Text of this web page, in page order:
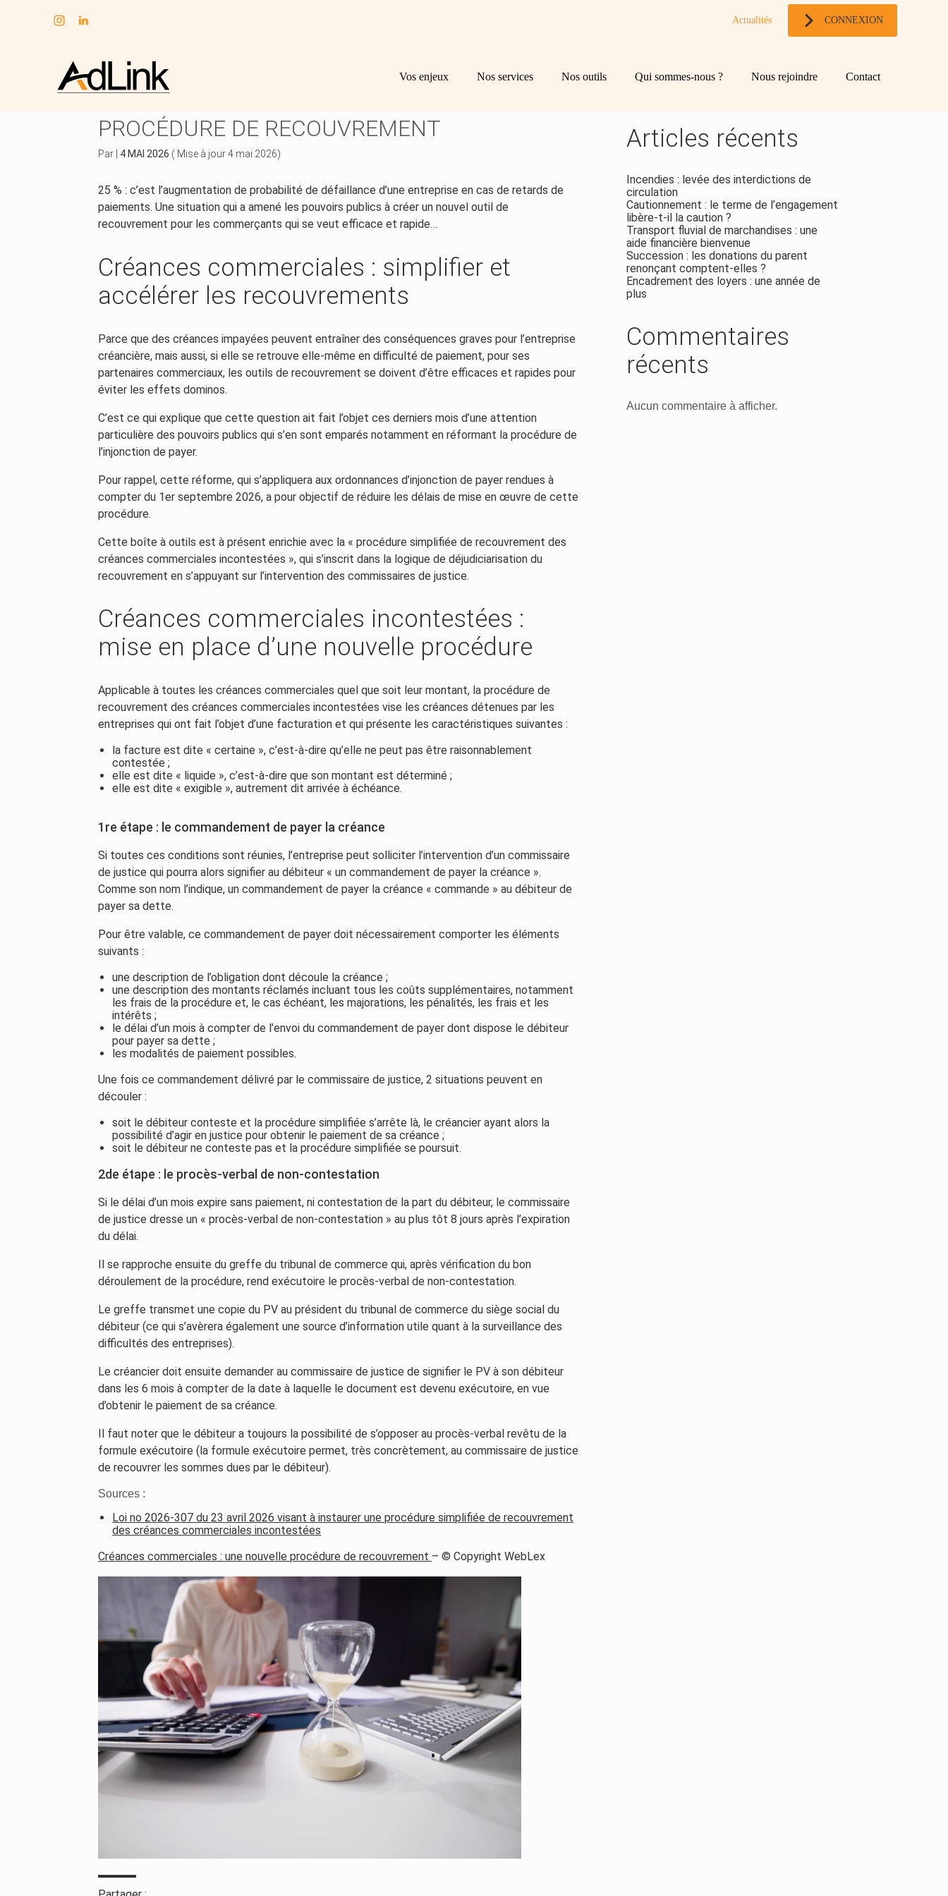
Actualités CONNEXION
Aller
au
Vos enjeux Nos services Nos outils Qui sommes-nous ? Nous rejoindre Contact
PROCÉDURE DE RECOUVREMENT
Par 4 MAI 2026 ( Mise à jour 4 mai 2026)
25 % : c’est l’augmentation de probabilité de défaillance d’une entreprise en cas de retards de
paiements. Une situation qui a amené les pouvoirs publics à créer un nouvel outil de
recouvrement pour les commerçants qui se veut efficace et rapide…
Créances commerciales : simplifier et
accélérer les recouvrements
Parce que des créances impayées peuvent entraîner des conséquences graves pour l’entreprise
créancière, mais aussi, si elle se retrouve elle-même en difficulté de paiement, pour ses
partenaires commerciaux, les outils de recouvrement se doivent d’être efficaces et rapides pour
éviter les effets dominos.
C’est ce qui explique que cette question ait fait l’objet ces derniers mois d’une attention
particulière des pouvoirs publics qui s’en sont emparés notamment en réformant la procédure de
l’injonction de payer.
Pour rappel, cette réforme, qui s’appliquera aux ordonnances d’injonction de payer rendues à
compter du 1er septembre 2026, a pour objectif de réduire les délais de mise en œuvre de cette
procédure.
Cette boîte à outils est à présent enrichie avec la « procédure simplifiée de recouvrement des
créances commerciales incontestées », qui s’inscrit dans la logique de déjudiciarisation du
recouvrement en s’appuyant sur l’intervention des commissaires de justice.
Créances commerciales incontestées :
mise en place d’une nouvelle procédure
Applicable à toutes les créances commerciales quel que soit leur montant, la procédure de
recouvrement des créances commerciales incontestées vise les créances détenues par les
entreprises qui ont fait l’objet d’une facturation et qui présente les caractéristiques suivantes :
la facture est dite « certaine », c’est-à-dire qu’elle ne peut pas être raisonnablement
contestée ;
elle est dite « liquide », c’est-à-dire que son montant est déterminé ;
elle est dite « exigible », autrement dit arrivée à échéance.
1re étape : le commandement de payer la créance
Si toutes ces conditions sont réunies, l’entreprise peut solliciter l’intervention d’un commissaire
de justice qui pourra alors signifier au débiteur « un commandement de payer la créance ».
Comme son nom l’indique, un commandement de payer la créance « commande » au débiteur de
payer sa dette.
Pour être valable, ce commandement de payer doit nécessairement comporter les éléments
suivants :
une description de l’obligation dont découle la créance ;
une description des montants réclamés incluant tous les coûts supplémentaires, notamment
les frais de la procédure et, le cas échéant, les majorations, les pénalités, les frais et les
intérêts ;
le délai d’un mois à compter de l’envoi du commandement de payer dont dispose le débiteur
pour payer sa dette ;
les modalités de paiement possibles.
Une fois ce commandement délivré par le commissaire de justice, 2 situations peuvent en
découler :
soit le débiteur conteste et la procédure simplifiée s’arrête là, le créancier ayant alors la
possibilité d’agir en justice pour obtenir le paiement de sa créance ;
soit le débiteur ne conteste pas et la procédure simplifiée se poursuit.
2de étape : le procès-verbal de non-contestation
Si le délai d’un mois expire sans paiement, ni contestation de la part du débiteur, le commissaire
de justice dresse un « procès-verbal de non-contestation » au plus tôt 8 jours après l’expiration
du délai.
Il se rapproche ensuite du greffe du tribunal de commerce qui, après vérification du bon
déroulement de la procédure, rend exécutoire le procès-verbal de non-contestation.
Le greffe transmet une copie du PV au président du tribunal de commerce du siège social du
débiteur (ce qui s’avèrera également une source d’information utile quant à la surveillance des
difficultés des entreprises).
Le créancier doit ensuite demander au commissaire de justice de signifier le PV à son débiteur
dans les 6 mois à compter de la date à laquelle le document est devenu exécutoire, en vue
d’obtenir le paiement de sa créance.
Il faut noter que le débiteur a toujours la possibilité de s’opposer au procès-verbal revêtu de la
formule exécutoire (la formule exécutoire permet, très concrètement, au commissaire de justice
de recouvrer les sommes dues par le débiteur).
Sources :
Loi no 2026-307 du 23 avril 2026 visant à instaurer une procédure simplifiée de recouvrement
des créances commerciales incontestées
Créances commerciales : une nouvelle procédure de recouvrement – © Copyright WebLex
Blog
sidebar
Rechercher
Articles récents
Incendies : levée des interdictions de
circulation
Cautionnement : le terme de l’engagement
libère-t-il la caution ?
Transport fluvial de marchandises : une
aide financière bienvenue
Succession : les donations du parent
renonçant comptent-elles ?
Encadrement des loyers : une année de
plus
Commentaires
récents
Aucun commentaire à afficher.